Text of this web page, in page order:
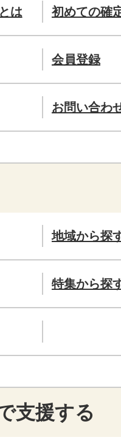
は 初めての確
会員登録
お問い合わ
地域から探
特集から探
支援する